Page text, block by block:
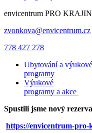
envicentrum PRO
zvonkova@envicentrum.cz
778 427 278
Ubytování a výukové
programy
Výukové
programy a akce
Spustili jsme nový
https://envicentrum-pro-